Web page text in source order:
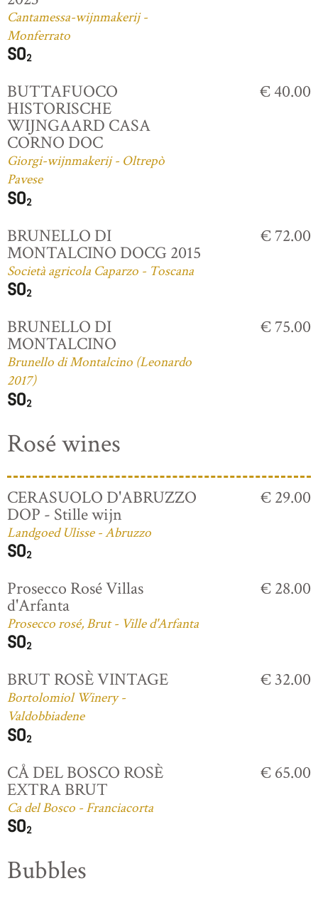
Cantamessa-wijnmakerij -
Monferrato
BUTTAFUOCO
HISTORISCHE
WIJNGAARD CASA
CORNO DOC
Giorgi-wijnmakerij - Oltrepò
Pavese
€ 40.00
BRUNELLO DI
MONTALCINO DOCG 2015
Società agricola Caparzo - Toscana
€ 72.00
BRUNELLO DI
MONTALCINO
Brunello di Montalcino (Leonardo
2017)
€ 75.00
Rosé wines
CERASUOLO D'ABRUZZO
DOP - Stille wijn
Landgoed Ulisse - Abruzzo
€ 29.00
Prosecco Rosé Villas
d'Arfanta
Prosecco rosé, Brut - Ville d'Arfanta
€ 28.00
BRUT ROSÈ VINTAGE
Bortolomiol Winery -
Valdobbiadene
€ 32.00
CÅ DEL BOSCO ROSÈ
EXTRA BRUT
Ca del Bosco - Franciacorta
€ 65.00
Bubbles